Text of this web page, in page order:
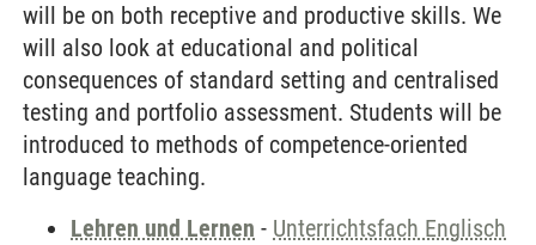
will be on both receptive and productive skills. We
will also look at educational and political
consequences of standard setting and centralised
testing and portfolio assessment. Students will be
introduced to methods of competence-oriented
language teaching.
Lehren und Lernen - Unterrichtsfach Englisch